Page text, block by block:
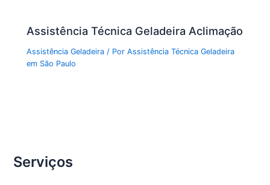
Assistência Técnica Geladeira Aclimação
Assistência Geladeira / PorAssistência Técnica Geladeira
em São Paulo
Serviços